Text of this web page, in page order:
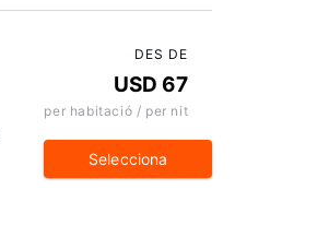
DES DE
USD 67
per habitació / per nit
Selecciona